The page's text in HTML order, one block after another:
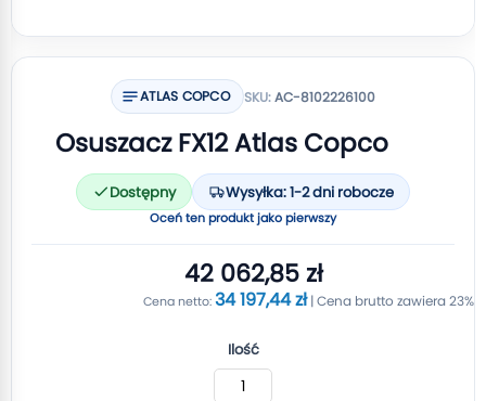
ATLAS COPCO SKU:AC-8102226100
Osuszacz FX12 Atlas Copco
Dostępny Wysyłka: 1-2 dni robocze
Oceń ten produkt jako pierwszy
42 062,85 zł
34 197,44 zł
Ilość